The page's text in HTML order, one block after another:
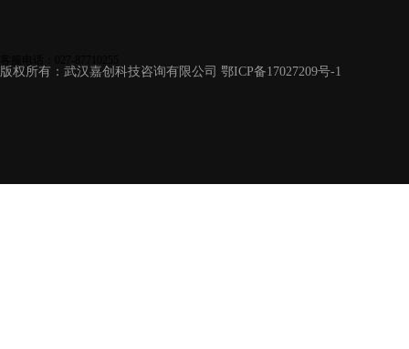
版权所有：武汉嘉创科技咨询有限公司 鄂ICP备17027209号-1